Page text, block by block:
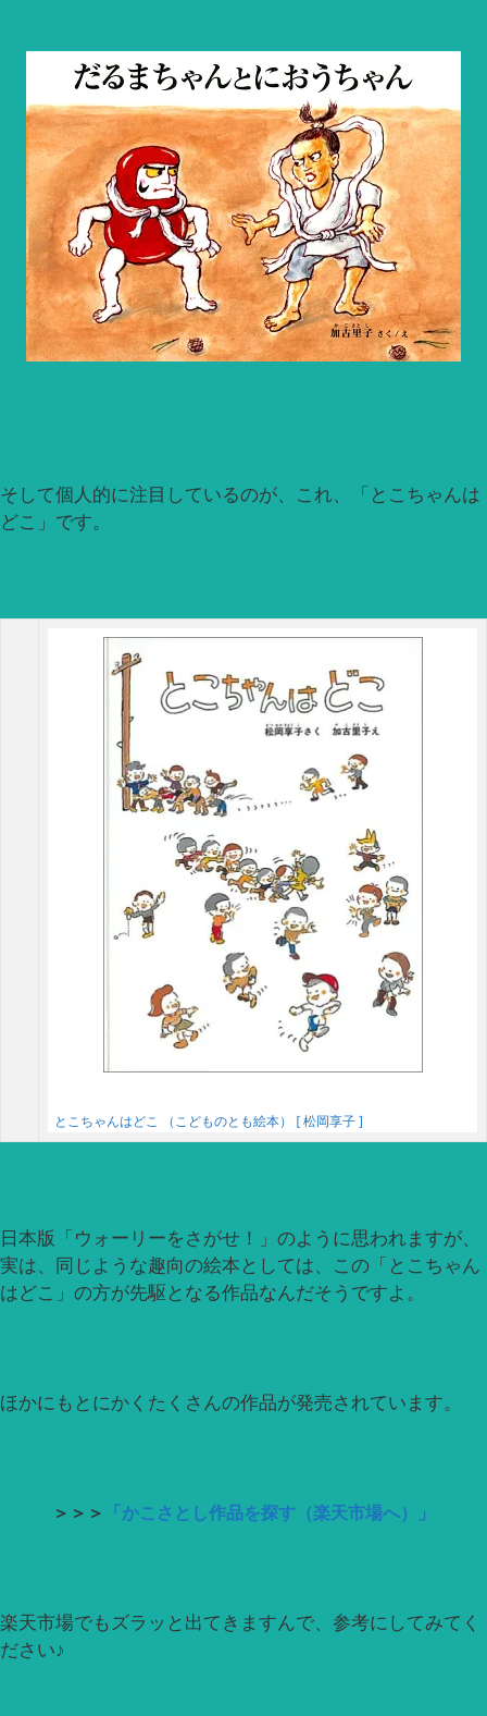
そして個人的に注目しているのが、これ、「とこちゃんは
どこ」です。
とこちゃんはどこ （こどものとも絵本） [ 松岡享子 ]
日本版「ウォーリーをさがせ！」のように思われますが、
実は、同じような趣向の絵本としては、この「とこちゃん
はどこ」の方が先駆となる作品なんだそうですよ。
ほかにもとにかくたくさんの作品が発売されています。
＞＞＞ 「かこさとし作品を探す（楽天市場へ）」
楽天市場でもズラッと出てきますんで、参考にしてみてく
ださい♪